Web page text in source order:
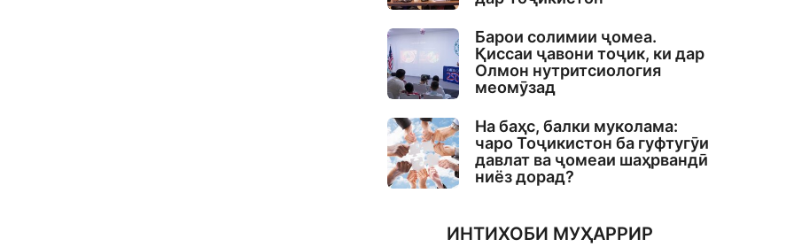
Барои солимии ҷомеа.
Қиссаи ҷавони тоҷик, ки дар
Олмон нутритсиология
меомӯзад
На баҳс, балки муколама:
чаро Тоҷикистон ба гуфтугӯи
давлат ва ҷомеаи шаҳрвандӣ
ниёз дорад?
ИНТИХОБИ МУҲАРРИР